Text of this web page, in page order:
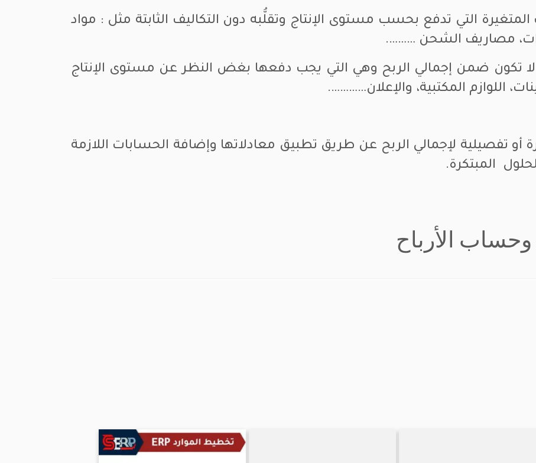
التي تدفع بحسب مستوى الإنتاج وتقلُّبه دون التكاليف الثابتة مثل : مواد
مصاريف الشحن ……….
لا تكون ضمن إجمالي الربح وهي التي يجب دفعها بغض النظر عن مستوى الإنتاج
اللوازم المكتبية، والإعلان………….
تفصيلية لإجمالي الربح عن طريق تطبيق معادلاتها وإضافة الحسابات اللازمة
المبتكرة.
الأرباح